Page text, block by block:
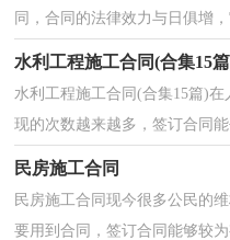
同，合同的法律效力与日俱增
水利工程施工合同(合集15
水利工程施工合同(合集15篇)
现的次数越来越多，签订合同
多朋友都对拟合同感到非常苦
民房施工合同
民房施工合同现今很多公民的
要用到合同，签订合同能够较